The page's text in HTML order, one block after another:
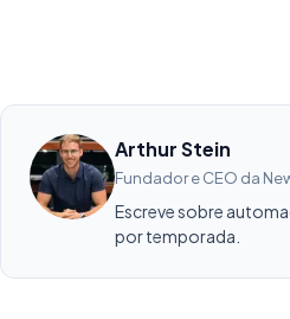
Arthur Stein
Fundador e CEO da
Escreve sobre
por temporada.